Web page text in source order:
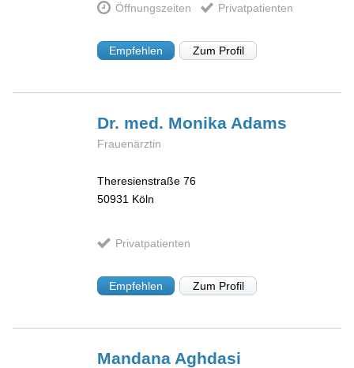
Öffnungszeiten Privatpatienten
Empfehlen Zum Profil
Dr. med. Monika Adams
Frauenärztin
Theresienstraße 76
50931 Köln
Privatpatienten
Empfehlen Zum Profil
Mandana Aghdasi